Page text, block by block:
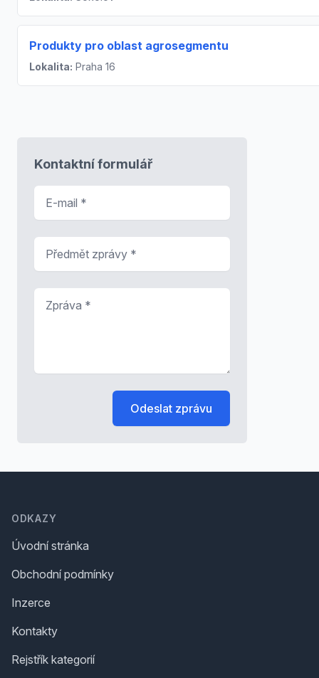
Produkty pro oblast agrosegmentu
Lokalita: Praha 16
Kontaktní formulář
Odeslat zprávu
ODKAZY
Úvodní stránka
Obchodní podmínky
Inzerce
Kontakty
Rejstřík kategorií